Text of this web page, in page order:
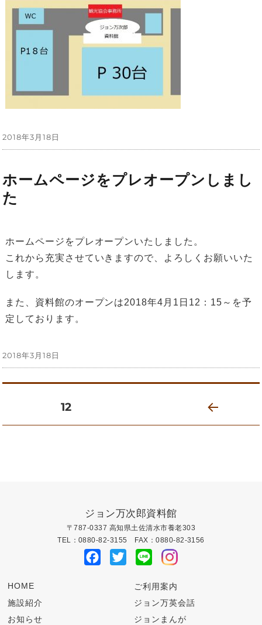
投
稿
2018年3月18日
ホームページをプレオープンしまし
た
ホームページをプレオープンいたしました。
これから充実させていきますので、よろしくお願いいた
します。
また、資料館のオープンは2018年4月1日12：15～を予
定しております。
投
稿
2018年3月18日
送
り
前の
固定ページ12
ジョン万次郎資料館
〒787-0337 高知県土佐清水市養老303
TEL：0880-82-3155 FAX：0880-82-3156
Facebook
Twitter Line
HOME
ご利用案内
施設紹介
ジョン万英会話
お知らせ
ジョンまんが